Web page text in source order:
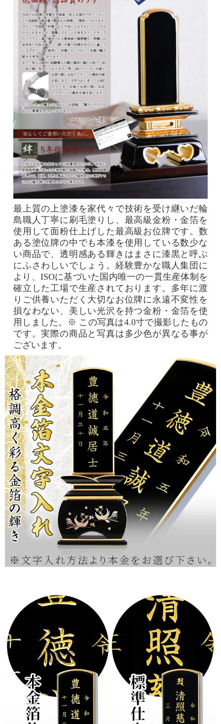
最上質の上塗漆を家代々で技術を受け継いだ輪
島職人丁寧に刷毛塗りし、最高級金粉・金箔を
使用して面粉仕上げした最高級お位牌です。数
ある塗位牌の中でも本漆を使用している数少な
い商品で、透明感ある輝きはまさに漆黒と呼ぶ
にふさわしいでしょう。経験豊かな職人集団に
より、ISOに基づいた国内唯一の一貫生産体制を
確立した工場で生産されております。多年に渡
りご供養いただく大切なお位牌に永遠不変性を
損なわない、美しい光沢を持つ金粉・金箔を使
用しました。※ この写真は4.0寸で撮影したもの
です。実際の商品と写真は多少色が異なる事が
ございます。